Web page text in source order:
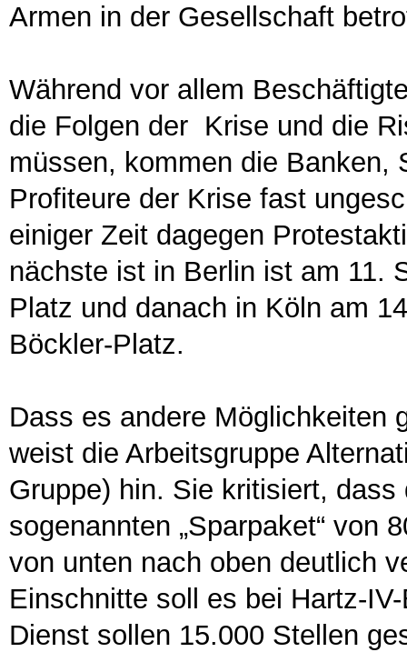
Armen in der Gesellschaft
Während vor allem
die Folgen der Krise und die
müssen, kommen die Banken,
Profiteure der Krise fast
einiger Zeit dagegen
nächste ist in Berlin ist am 11.
Platz und danach in Köln am
Böckler-Platz.
Dass es andere Möglichkeiten
weist die Arbeitsgruppe
Gruppe) hin. Sie kritisiert,
sogenannten „Sparpaket“ von
von unten nach oben deutlich
Einschnitte soll es bei Hartz-
Dienst sollen 15.000 Stellen